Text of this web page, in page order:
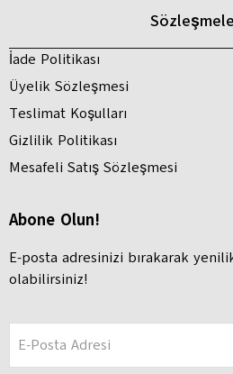
İade Politikası
Üyelik Sözleşmesi
Teslimat Koşulları
Gizlilik Politikası
Mesafeli Satış Sözleşmesi
Abone Olun!
E-posta adresinizi bırakarak
olabilirsiniz!
E-Posta Adresi